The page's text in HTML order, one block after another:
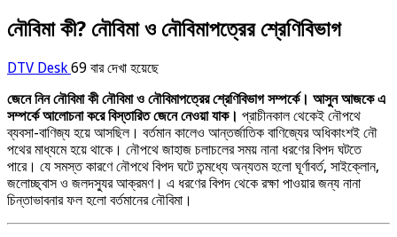
নৌবিমা কী? নৌবিমা ও নৌবিমাপত্রের শ্রেণিবিভাগ
DTV Desk 69 বার দেখা হয়েছে
জেনে নিন নৌবিমা কী নৌবিমা ও নৌবিমাপত্রের শ্রেণিবিভাগ সম্পর্কে। আসুন আজকে এ
সম্পর্কে আলোচনা করে বিস্তারিত জেনে নেওয়া যাক। প্রাচীনকাল থেকেই নৌপথে
ব্যবসা-বাণিজ্য হয়ে আসছিল। বর্তমান কালেও আন্তর্জাতিক বাণিজ্যের অধিকাংশই নৌ
পথের মাধ্যমে হয়ে থাকে। নৌপথে জাহাজ চলাচলের সময় নানা ধরণের বিপদ ঘটতে
পারে। যে সমস্ত কারণে নৌপথে বিপদ ঘটে তন্মধ্যে অন্যতম হলো ঘূর্ণাবর্ত, সাইক্লোন,
জলোচ্ছ্বাস ও জলদস্যুর আক্রমণ। এ ধরণের বিপদ থেকে রক্ষা পাওয়ার জন্য নানা
চিন্তাভাবনার ফল হলো বর্তমানের নৌবিমা।